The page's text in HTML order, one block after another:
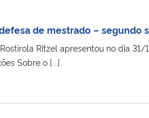
de mestrado – segundo
Ritzel apresentou no dia
Sobre o [...]